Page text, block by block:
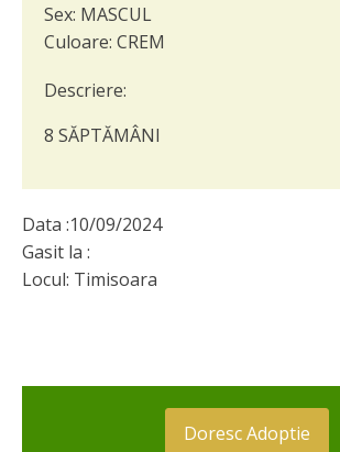
Sex: MASCUL
Culoare: CREM
Descriere:
8 SĂPTĂMÂNI
Data :10/09/2024
Gasit la :
Locul: Timisoara
Doresc Adoptie